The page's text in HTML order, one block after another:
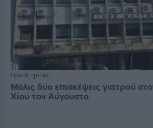
Πριν 8 ημέρες
Μόλις δύο επισκέψεις γιατρού
Χίου τον Αύγουστο